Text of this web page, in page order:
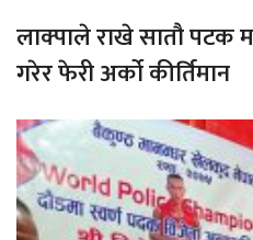
लाक्पाले राखे सातौ
गरेर फेरी अर्को कीर्तिमान